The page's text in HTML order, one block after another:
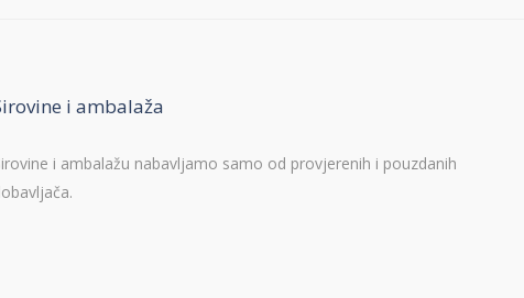
i ambalaža
i ambalažu nabavljamo samo od provjerenih i pouzdanih